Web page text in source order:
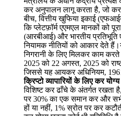
कर अनुपालन लागू करता है, जो कर
बीच, वित्तीय खुफिया इकाई
कि प्लेटफ़ॉर्म एएमएल मानकों को
(आरबीआई) और भारतीय प्रतिभूति
नियामक नीतियों को आकार देते
निगरानी के लिए मिलकर काम
2025 को 22 अगस्त, 2025 को
जिससे यह आयकर अधिनियम,
क्रिप्टो व्यापारियों के लिए कर
विशिष्ट कर ढाँचे के अंतर्गत रखता
पर 30% का एक समान कर और
हों या नहीं, 1% स्रोत पर कर